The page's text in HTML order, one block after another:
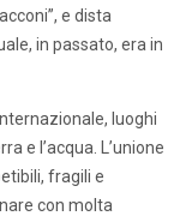
e dista
in passato, era in
luoghi
e l’acqua. L’unione
fragili e
con molta